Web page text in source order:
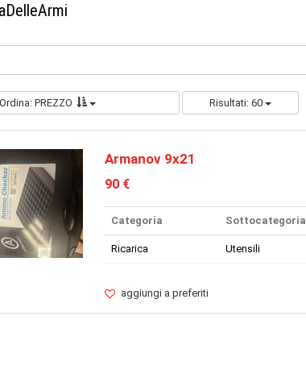
Ordina: PREZZO Risultati: 60
Armanov 9x21
90 €
Categoria Sottocategoria
Ricarica Utensili
aggiungi a preferiti